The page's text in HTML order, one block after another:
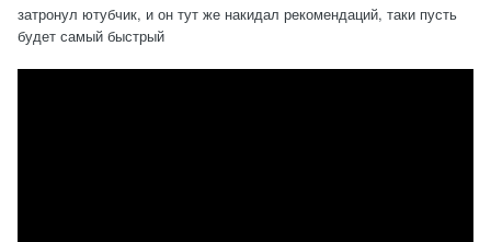
затронул ютубчик, и он тут же накидал рекомендаций, таки пусть
будет самый быстрый